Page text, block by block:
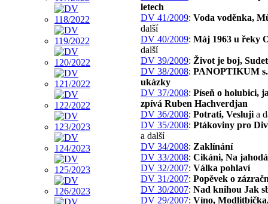
letech
DV 41/2009: Voda voděnka,
další
DV 40/2009: Máj 1963 u řeky
další
DV 39/2009: Život je boj,
DV 38/2008: PANOPTIKUM
ukázky
DV 37/2008: Píseň o holubici,
zpívá Ruben Hachverdjan
DV 36/2008: Potrati, Vesluji a
DV 35/2008: Ptákoviny pro
a další
DV 34/2008: Zaklínání
DV 33/2008: Cikáni, Na
DV 32/2007: Válka pohlaví
DV 31/2007: Popěvek o
DV 30/2007: Nad knihou Jak
DV 29/2007: Víno,